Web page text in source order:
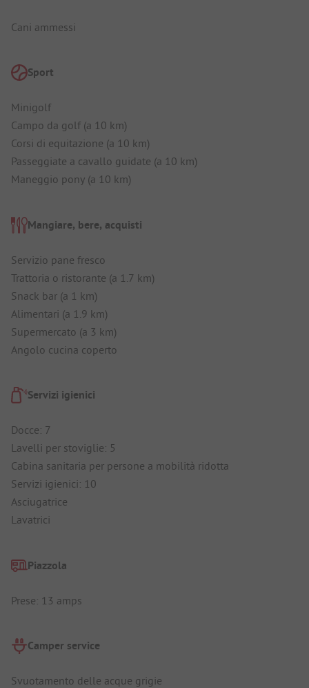
Cani ammessi
Sport
Minigolf
Campo da golf (a 10 km)
Corsi di equitazione (a 10 km)
Passeggiate a cavallo guidate (a 10 km)
Maneggio pony (a 10 km)
Mangiare, bere, acquisti
Servizio pane fresco
Trattoria o ristorante (a 1.7 km)
Snack bar (a 1 km)
Alimentari (a 1.9 km)
Supermercato (a 3 km)
Angolo cucina coperto
Servizi igienici
Docce: 7
Lavelli per stoviglie: 5
Cabina sanitaria per persone a mobilità ridotta
Servizi igienici: 10
Asciugatrice
Lavatrici
Piazzola
Prese: 13 amps
Camper service
Svuotamento delle acque grigie